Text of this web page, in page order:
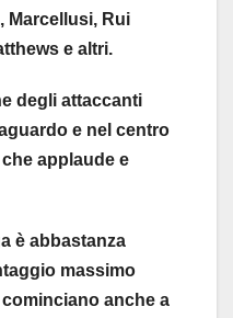
Marcellusi, Rui
e altri.
degli attaccanti
e nel centro
applaude e
è abbastanza
massimo
anche a